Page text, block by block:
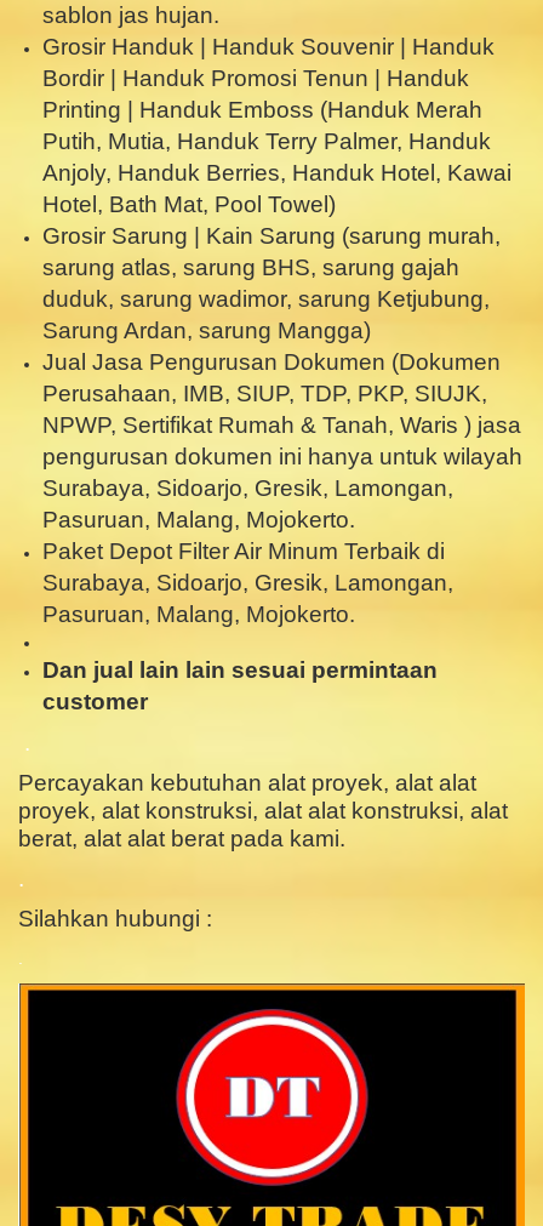
sablon jas hujan.
Grosir Handuk | Handuk Souvenir | Handuk
Bordir | Handuk Promosi Tenun | Handuk
Printing | Handuk Emboss (Handuk Merah
Putih, Mutia, Handuk Terry Palmer, Handuk
Anjoly, Handuk Berries, Handuk Hotel, Kawai
Hotel, Bath Mat, Pool Towel)
Grosir Sarung | Kain Sarung (sarung murah,
sarung atlas, sarung BHS, sarung gajah
duduk, sarung wadimor, sarung Ketjubung,
Sarung Ardan, sarung Mangga)
Jual Jasa Pengurusan Dokumen (Dokumen
Perusahaan, IMB, SIUP, TDP, PKP, SIUJK,
NPWP, Sertifikat Rumah & Tanah, Waris ) jasa
pengurusan dokumen ini hanya untuk wilayah
Surabaya, Sidoarjo, Gresik, Lamongan,
Pasuruan, Malang, Mojokerto.
Paket Depot Filter Air Minum Terbaik di
Surabaya, Sidoarjo, Gresik, Lamongan,
Pasuruan, Malang, Mojokerto.
Dan jual lain lain sesuai permintaan
customer
.
Percayakan kebutuhan alat proyek, alat alat
proyek, alat konstruksi, alat alat konstruksi, alat
berat, alat alat berat pada kami.
.
Silahkan hubungi :